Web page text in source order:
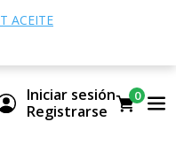
ACEITE
Iniciar sesión
Registrarse
0
sun BIO
BIO